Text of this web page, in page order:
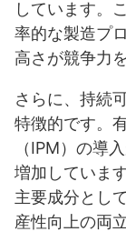
しています。
率的な製造プ
高さが競争力
さらに、持続
特徴的です。
（IPM）の導
増加していま
主要成分とし
産性向上の両